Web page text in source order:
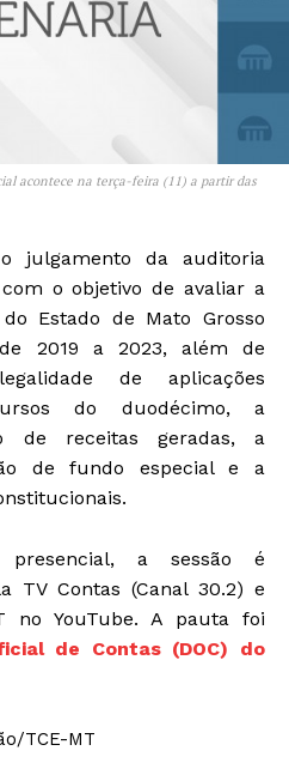
acontece na terça-feira (11) a partir das
julgamento da auditoria
o objetivo de avaliar a
Estado de Mato Grosso
2019 a 2023, além de
de aplicações
do duodécimo, a
de receitas geradas, a
de fundo especial e a
a sessão é
TV Contas (Canal 30.2) e
no YouTube. A pauta foi
de Contas (DOC) do
TCE-MT